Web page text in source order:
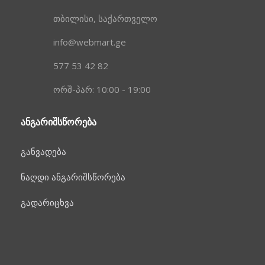
თბილისი, საქართველო
info@webmart.ge
577 53 42 82
ორშ-პარ: 10:00 - 19:00
ᲐᲜᲒᲐᲠᲘᲨᲡᲬᲝᲠᲔᲑᲐ
განვადება
ნაღდი ანგარიშსწორება
გადარიცხვა